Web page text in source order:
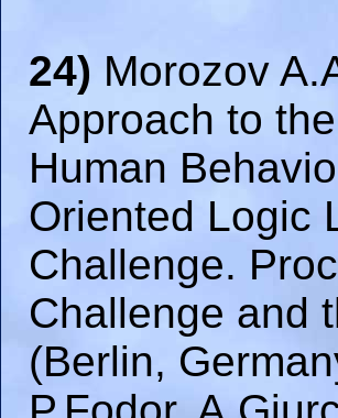
24) Morozov
Approach to
Human
Oriented Logic
Challenge.
Challenge and
(Berlin,